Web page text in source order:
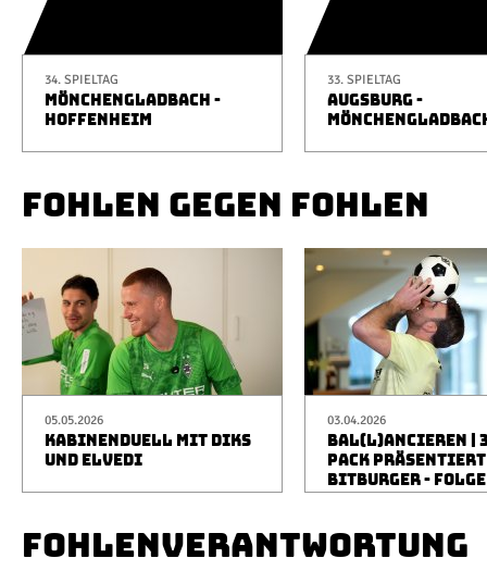
34. SPIELTAG
MÖNCHENGLADBACH -
HOFFENHEIM
33. SPIELTAG
AUGSBURG -
FOHLEN GEGEN FOHLEN
05.05.2026
KABINENDUELL MIT DIKS
UND ELVEDI
03.04.2026
BAL(L)ANCIEREN |
PACK
BITBURGER -
FOHLENVERANTWORTUNG